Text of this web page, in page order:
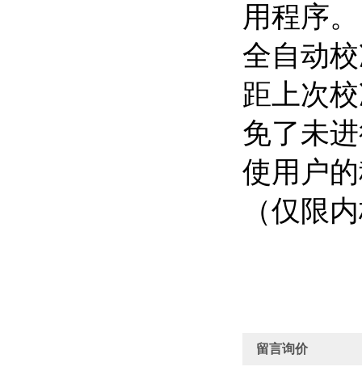
用程序。
全自动
距上次
免了未
使用户
（仅限
留言询价